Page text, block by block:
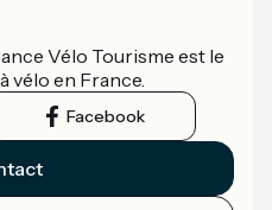
Vélo Tourisme est le
vélo en France.
Facebook